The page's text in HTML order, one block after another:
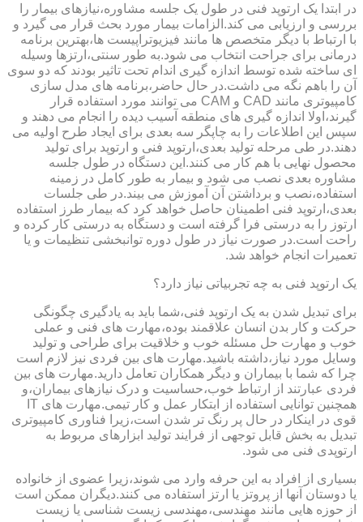
در ابتدا یک ارتوپد فنی در طول یک جلسه مشاوره،نیازهای بیمار را
بررسی و ارزیابی می کند.الزامات بیمار مورد بحث قرار می گیرد و
با ارتباط با دیگر متخصص ها مانند فیزیوتراپیست ها،بهترین برنامه
درمانی برای جراحت انتخاب می شود.به طور سنتی،ارتزها وسیله
ای ساخته شده توسط اندازه گیری اندام تحت تاثیر بودند که دو سوی
آن را باهم نگه می داشت.در حال حاضر،برنامه های مدل سازی
کامپیوتری مانند CAD و CAM می توانند مورد استفاده قرار
گیرند،اولا اندازه گیری های منطقه آسیب دیده را انجام می دهند و
سپس این اطلاعات را به چاپگر سه بعدی برای ایجاد طرح اولیه می
دهند.در طی مرحله تولید بعدی،ارتوپد فنی و ارتوپد برای تولید
محصول نهایی با هم کار می کنند.این دستگاه در طول جلسه
مشاوره بعدی نصب می شود و بیمار به طور کامل در زمینه
استفاده،نصب و برداشتن آن آموزش می بیند.در طی جلسات
بعدی،ارتوپد فنی اطمینان حاصل خواهد کرد که بیمار طرز استفاده
ارتوز را به درستی فرا گرفته است و دستگاه به درستی کار کرده و
راحت است.در صورت نیاز در طول دوره توانبخشی تنظیمات و یا
تعمیرات انجام خواهد شد.
یک ارتوپد فنی به چه تجربیاتی نیاز دارد؟
برای تبدیل شدن به یک ارتوپد فنی،شما باید به یادگیری چگونگی
حرکت و کار بدن انسان علاقمند بوده،مهارت های فنی و عملی
خوب و مهارت حل مسئله خوب و خلاقیت برای طراحی و تولید
وسایل مورد نیاز،داشته باشید.مهارت های بین فردی نیز لازم است
چرا که شما با بیماران و دیگر همکاران تعامل دارید.مهارت های بین
فردی عبارتند از ارتباط خوب،حساسیت و درک نیازهای بیماران،و
همچنین توانایی استفاده از ابتکار عمل و کار تیمی.مهارت های IT
قوی در اینکار در حال پر رنگ تر شدن است،زیرا فناوری کامپیوتری
تبدیل به بخش قابل توجهی از فرایند تولید ابزارهای مربوط به
ارتوپدی فنی می شود.
بسیاری از افراد به این حرفه وارد می شوند،زیرا عضوی از خانواده
یا دوستان آنها از پروتز یا ارتز استفاده می کنند.دیگران ممکن است
از حوزه هایی مانند مهندسی،مهندسی زیست شناسی یا زیست